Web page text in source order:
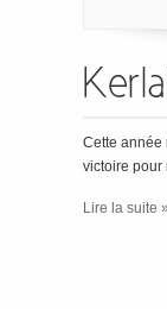
Cette année
victoire pour
Lire la suite »